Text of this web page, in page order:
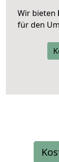
Wir bieten
für den